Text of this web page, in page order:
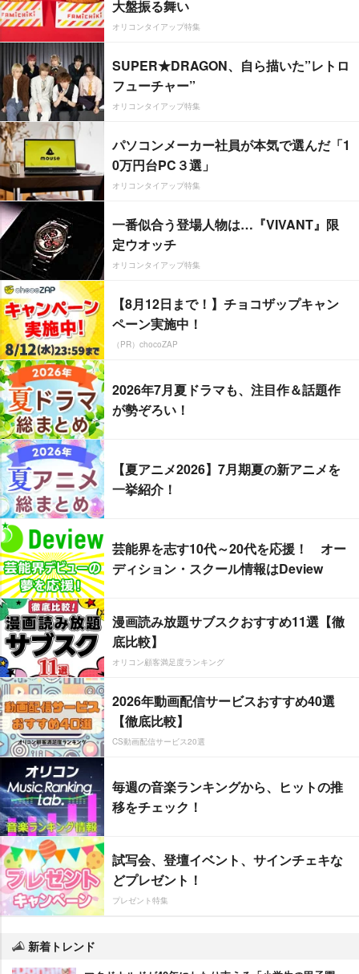
大盤振る舞い
オリコンタイアップ特集
SUPER★DRAGON、自ら描いた”レトロ
フューチャー”
オリコンタイアップ特集
パソコンメーカー社員が本気で選んだ「1
0万円台PC３選」
オリコンタイアップ特集
一番似合う登場人物は…『VIVANT』限
定ウオッチ
オリコンタイアップ特集
【8月12日まで！】チョコザップキャン
ペーン実施中！
（PR）chocoZAP
2026年7月夏ドラマも、注目作＆話題作
が勢ぞろい！
【夏アニメ2026】7月期夏の新アニメを
一挙紹介！
芸能界を志す10代～20代を応援！ オー
ディション・スクール情報はDeview
漫画読み放題サブスクおすすめ11選【徹
底比較】
オリコン顧客満足度ランキング
2026年動画配信サービスおすすめ40選
【徹底比較】
CS動画配信サービス20選
毎週の音楽ランキングから、ヒットの推
移をチェック！
試写会、登壇イベント、サインチェキな
どプレゼント！
プレゼント特集
新着トレンド